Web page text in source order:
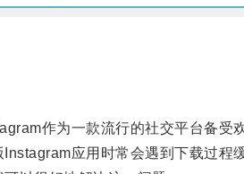
作为一款流行的社交平台备受欢
应用时常会遇到下载过程缓